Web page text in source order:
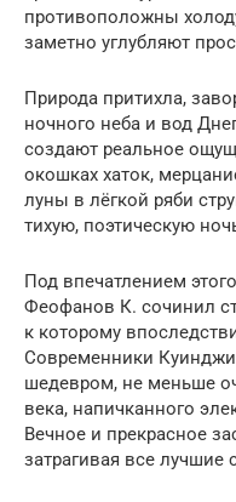
противоположны
заметно углубляют
Природа притихла,
ночного неба и вод
создают реальное
окошках хаток,
луны в лёгкой ряби
тихую, поэтическую
Под впечатлением
Феофанов К. сочинил
к которому
Современники
шедевром, не меньше
века, напичканного
Вечное и прекрасное
затрагивая все лучшие